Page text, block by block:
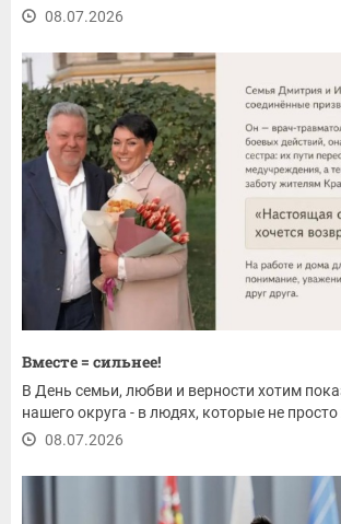
08.07.2026
Вместе = сильнее!
В День семьи, любви и верности хотим
нашего округа - в людях, которые не
08.07.2026